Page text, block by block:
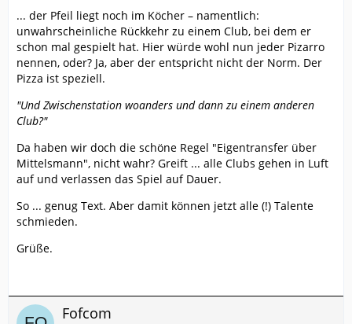
... der Pfeil liegt noch im Köcher – namentlich:
unwahrscheinliche Rückkehr zu einem Club, bei dem er
schon mal gespielt hat. Hier würde wohl nun jeder Pizarro
nennen, oder? Ja, aber der entspricht nicht der Norm. Der
Pizza ist speziell.
"Und Zwischenstation woanders und dann zu einem anderen
Club?"
Da haben wir doch die schöne Regel "Eigentransfer über
Mittelsmann", nicht wahr? Greift ... alle Clubs gehen in Luft
auf und verlassen das Spiel auf Dauer.
So ... genug Text. Aber damit können jetzt alle (!) Talente
schmieden.
Grüße.
Fofcom